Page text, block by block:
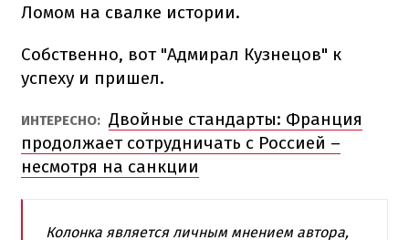
Ломом на свалке истории.
Собственно, вот "Адмирал Кузнецов" к
успеху и пришел.
ИНТЕРЕСНО: Двойные стандарты: Франция
продолжает сотрудничать с Россией –
несмотря на санкции
Колонка является личным мнением автора,